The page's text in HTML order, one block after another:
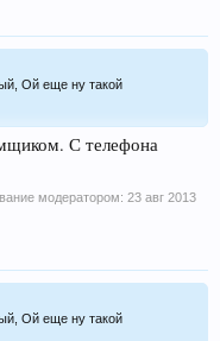
Ой еще ну такой
С телефона
модератором: 23 авг 2013
Ой еще ну такой